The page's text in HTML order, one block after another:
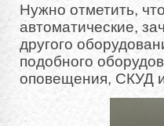
Нужно отметить,
автоматические,
другого
подобного
оповещения, СКУД